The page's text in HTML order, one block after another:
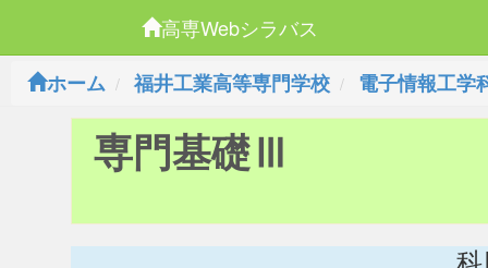
高専Webシラバス
ホーム
福井工業高等専門学校 電子情報工学
専門基礎Ⅲ